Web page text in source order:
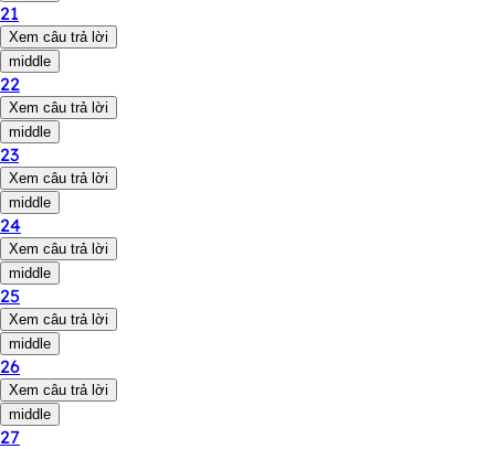
21
Xem câu trả lời
middle
22
Xem câu trả lời
middle
23
Xem câu trả lời
middle
24
Xem câu trả lời
middle
25
Xem câu trả lời
middle
26
Xem câu trả lời
middle
27